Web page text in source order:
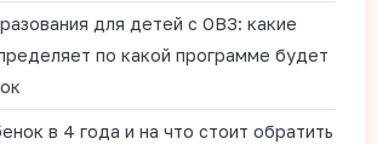
для детей с ОВЗ: какие
по какой программе будет
в 4 года и на что стоит обратить